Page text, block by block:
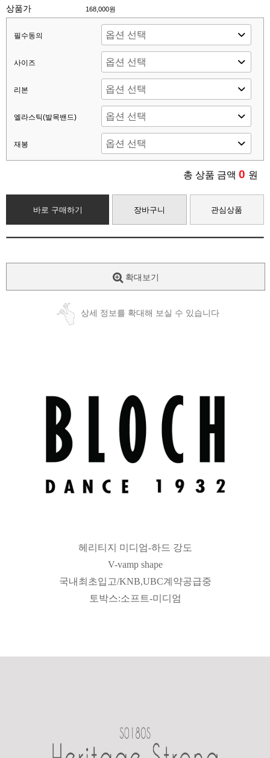
상품가 168,000원
필수동의
사이즈
리본
엘라스틱(발목밴드)
재봉
총 상품 금액 0 원
바로 구매하기 장바구니 관심상품
확대보기
상세 정보를 확대해 보실 수 있습니다
헤리티지 미디엄-하드 강도
V-vamp shape
국내최초입고/KNB,UBC계약공급중
토박스:소프트-미디엄